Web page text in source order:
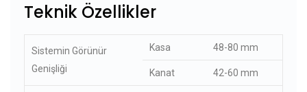
Teknik Özellikler
Sistemin Görünür
Genişliği
Kasa 48-80 mm
Kanat 42-60 mm